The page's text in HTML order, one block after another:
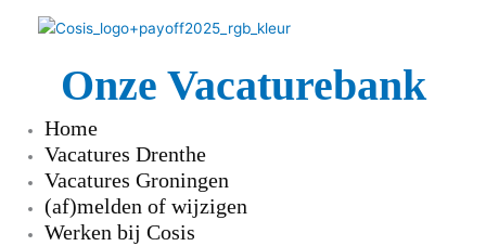
Onze Vacaturebank
Home
Vacatures Drenthe
Vacatures Groningen
(af)melden of wijzigen
Werken bij Cosis